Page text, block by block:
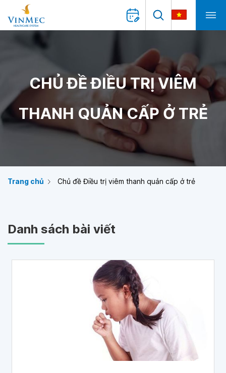
CHỦ ĐỀ ĐIỀU TRỊ VIÊM
THANH QUẢN CẤP Ở TRẺ
Trang chủ Chủ đề Điều trị viêm thanh quản cấp ở trẻ
Danh sách bài viết